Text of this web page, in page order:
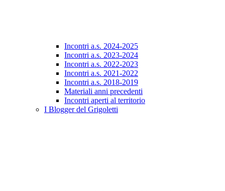
Incontri a.s. 2024-2025
Incontri a.s. 2023-2024
Incontri a.s. 2022-2023
Incontri a.s. 2021-2022
Incontri a.s. 2018-2019
Materiali anni precedenti
Incontri aperti al territorio
I Blogger del Grigoletti